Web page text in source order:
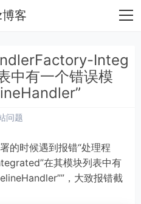
客
Integ
中有一个错误模
问题
的时候遇到报错“处理程
在其模块列表中有
，大致报错截